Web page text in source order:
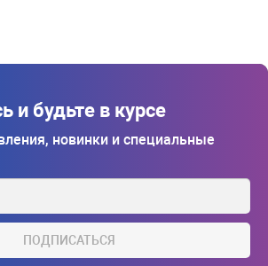
и будьте в курсе
новинки и специальные
ПОДПИСАТЬСЯ